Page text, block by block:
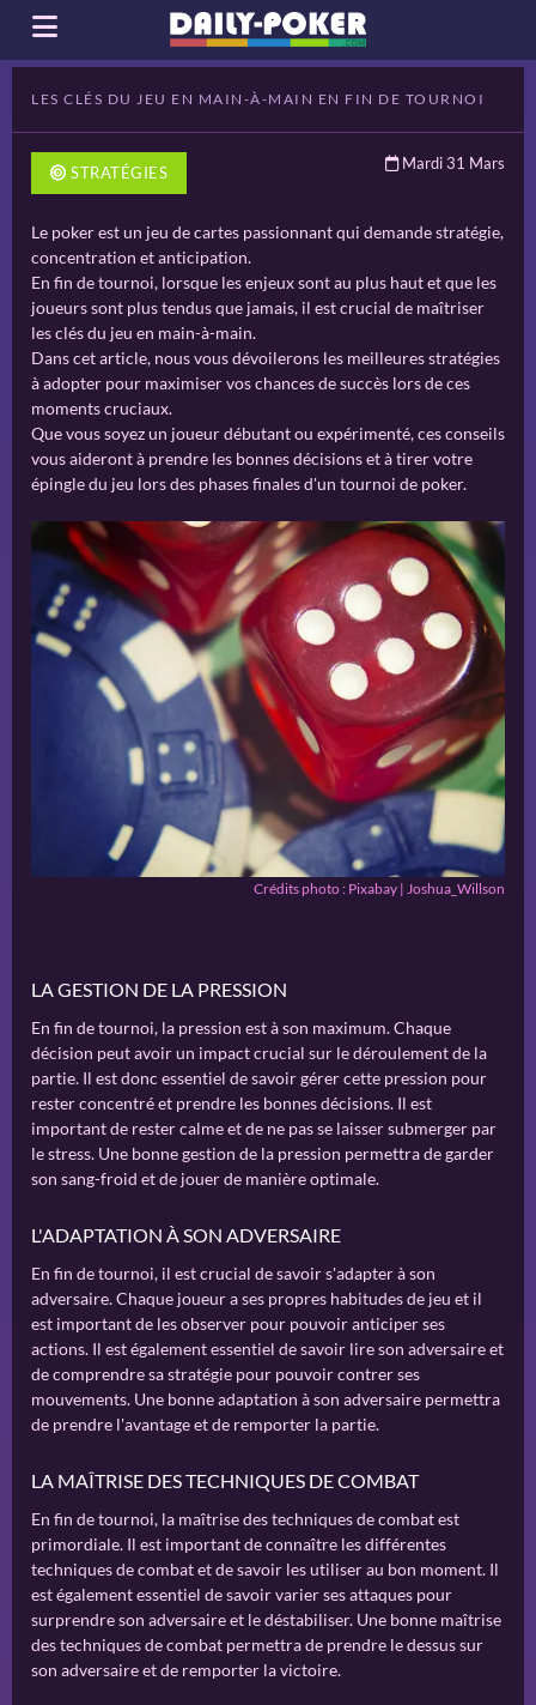
LES CLÉS DU JEU EN MAIN-À-MAIN EN FIN DE TOURNOI
STRATÉGIES Mardi 31 Mars
Le poker est un jeu de cartes passionnant qui demande stratégie,
concentration et anticipation.
En fin de tournoi, lorsque les enjeux sont au plus haut et que les
joueurs sont plus tendus que jamais, il est crucial de maîtriser
les clés du jeu en main-à-main.
Dans cet article, nous vous dévoilerons les meilleures stratégies
à adopter pour maximiser vos chances de succès lors de ces
moments cruciaux.
Que vous soyez un joueur débutant ou expérimenté, ces conseils
vous aideront à prendre les bonnes décisions et à tirer votre
épingle du jeu lors des phases finales d'un tournoi de poker.
Crédits photo : Pixabay | Joshua_Willson
LA GESTION DE LA PRESSION
En fin de tournoi, la pression est à son maximum. Chaque
décision peut avoir un impact crucial sur le déroulement de la
partie. Il est donc essentiel de savoir gérer cette pression pour
rester concentré et prendre les bonnes décisions. Il est
important de rester calme et de ne pas se laisser submerger par
le stress. Une bonne gestion de la pression permettra de garder
son sang-froid et de jouer de manière optimale.
L'ADAPTATION À SON ADVERSAIRE
En fin de tournoi, il est crucial de savoir s'adapter à son
adversaire. Chaque joueur a ses propres habitudes de jeu et il
est important de les observer pour pouvoir anticiper ses
actions. Il est également essentiel de savoir lire son adversaire et
de comprendre sa stratégie pour pouvoir contrer ses
mouvements. Une bonne adaptation à son adversaire permettra
de prendre l'avantage et de remporter la partie.
LA MAÎTRISE DES TECHNIQUES DE COMBAT
En fin de tournoi, la maîtrise des techniques de combat est
primordiale. Il est important de connaître les différentes
techniques de combat et de savoir les utiliser au bon moment. Il
est également essentiel de savoir varier ses attaques pour
surprendre son adversaire et le déstabiliser. Une bonne maîtrise
des techniques de combat permettra de prendre le dessus sur
son adversaire et de remporter la victoire.